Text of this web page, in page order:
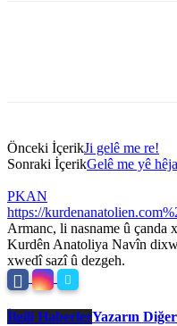
Önceki İçerikJi gelê me re!
Sonraki İçerikGelê me yê
PKAN
https://
Armanc, li nasname û çanda
Kurdên Anatoliya Navîn
xwedî sazî û dezgeh.
İlgili HaberlerYazarın